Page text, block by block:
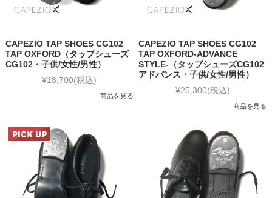
CAPEZIO TAP SHOES CG102
TAP OXFORD（タップシューズ
CG102・子供/女性/男性）
¥18,700(税込)
商品を見る
CAPEZIO TAP SHOES CG102
TAP OXFORD-ADVANCE
STYLE-（タップシューズCG102
アドバンス・子供/女性/男性）
¥25,300(税込)
商品を見る